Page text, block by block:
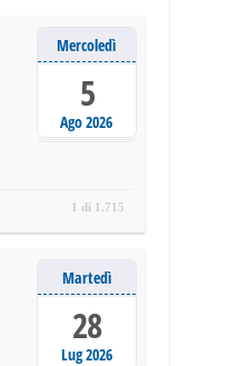
Ago 2026
Mercoledì
5
1 di 1.715
Lug 2026
Martedì
28